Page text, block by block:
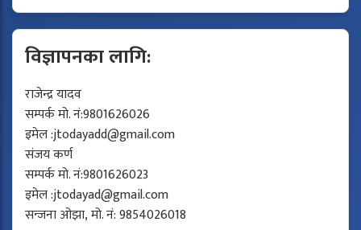
विज्ञापनका लागि:
राजेन्द्र यादव
सम्पर्क मो. नं:9801626026
इमेल :jtodayadd@gmail.com
संजय कर्ण
सम्पर्क मो. नं:9801626023
इमेल :jtodayad@gmail.com
सन्जना ओझा, मो. नं: 9854026018